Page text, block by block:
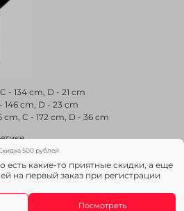
- 134 cm, D - 21 cm
146 cm, D - 23 cm
cm, C - 172 cm, D - 36 cm
русскими народными сказками, но с
девушка из былинных времён не
тарелку с едой. Со
500 рублей
есть какие-то приятные скидки, а еще
на первый заказ при регистрации
Посмотреть